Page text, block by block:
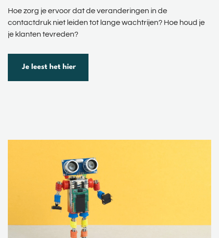
Hoe zorg je ervoor dat de veranderingen in de
contactdruk niet leiden tot lange wachtrijen? Hoe houd je
je klanten tevreden?
Je leest het hier